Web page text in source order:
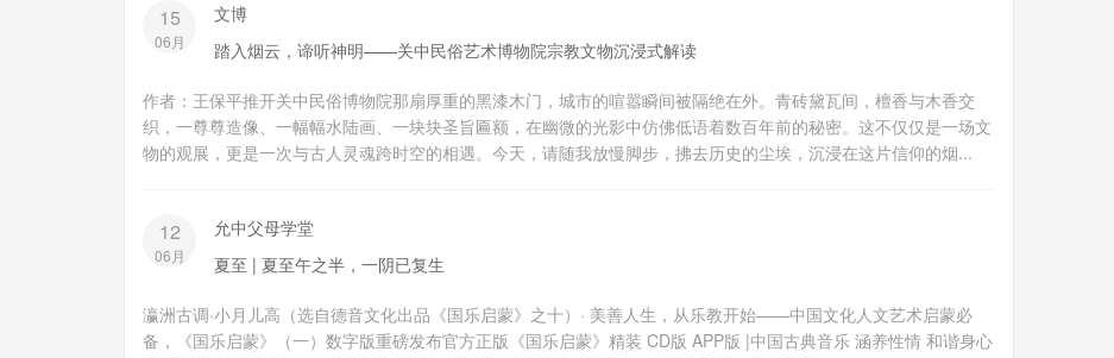
15
06月
文博
踏入烟云，谛听神明——关中民俗艺术博物院宗教文物沉浸式解读
作者：王保平推开关中民俗博物院那扇厚重的黑漆木门，城市的喧嚣瞬间被隔绝在外。青砖黛瓦间，檀香与木香交
织，一尊尊造像、一幅幅水陆画、一块块圣旨匾额，在幽微的光影中仿佛低语着数百年前的秘密。这不仅仅是一场文
物的观展，更是一次与古人灵魂跨时空的相遇。今天，请随我放慢脚步，拂去历史的尘埃，沉浸在这片信仰的烟...
12
06月
允中父母学堂
夏至 | 夏至午之半，一阴已复生
瀛洲古调·小月儿高（选自德音文化出品《国乐启蒙》之十）· 美善人生，从乐教开始——中国文化人文艺术启蒙必
备，《国乐启蒙》（一）数字版重磅发布官方正版《国乐启蒙》精装 CD版 APP版 |中国古典音乐 涵养性情 和谐身心